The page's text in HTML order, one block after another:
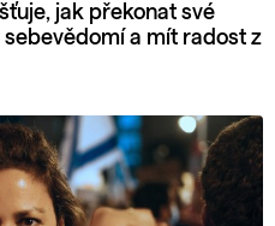
jak překonat své
a mít radost z